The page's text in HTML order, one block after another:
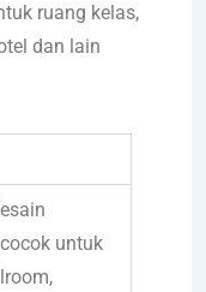
ruang kelas,
dan lain
untuk